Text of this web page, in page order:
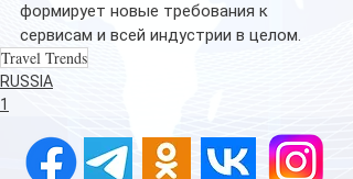
формирует новые требования к
сервисам и всей индустрии в целом.
Travel Trends
RUSSIA
1